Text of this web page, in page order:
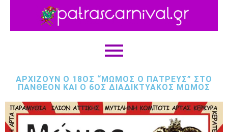
ΑΡΧΊΖΟΥΝ Ο 18ΟΣ “ΜΏΜΟΣ Ο ΠΑΤΡΕΎΣ” ΣΤΟ
ΠΆΝΘΕΟΝ ΚΑΙ Ο 6ΟΣ ΔΙΑΔΙΚΤΥΑΚΌΣ ΜΏΜΟΣ